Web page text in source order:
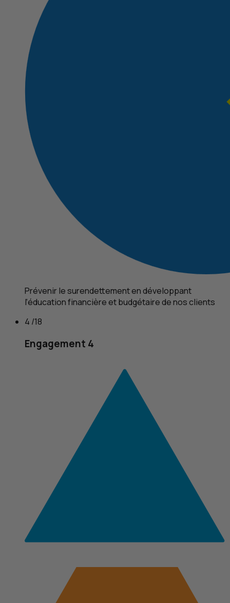
Prévenir le surendettement en développant
l’éducation financière et budgétaire de nos clients
4 /18
Engagement 4